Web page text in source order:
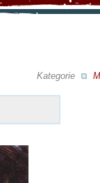
Kategorie